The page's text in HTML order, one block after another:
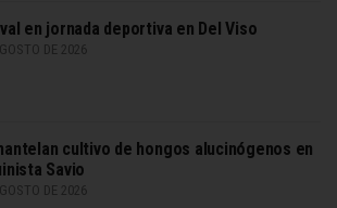
en jornada deportiva en Del Viso
DE 2026
cultivo de hongos alucinógenos en
Savio
DE 2026